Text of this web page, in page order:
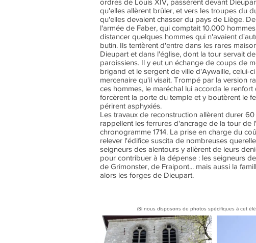
ordres de Louis XIV, passèrent devant
qu'elles allèrent brûler, et vers les troupes du
qu'elles devaient chasser du pays de Liège.
l'armée de Faber, qui comptait 10.000
distancer quelques hommes qui n'avaient
butin. Ils tentèrent d'entre dans les rares
Dieupart et dans l'église, dont la tour servait
paroissiens. Il y eut un échange de coups de
brigand et le sergent de ville d'Aywaille, celui-
mercenaire qu'il visait. Trompé par la version
ces hommes, le maréchal lui accorda le
forcèrent la porte du temple et y boutèrent le
périrent asphyxiés.
Les travaux de reconstruction allèrent durer
rappellent les ferrures d'ancrage de la tour de
chronogramme 1714. La prise en charge du
relever l'édifice suscita de nombreuses
seigneurs des alentours y allèrent de leurs
pour contribuer à la dépense : les seigneurs
de Grimonster, de Fraipont... mais aussi la
alors les forges de Dieupart.
(Si nous disposons de photos spécifiques à cet